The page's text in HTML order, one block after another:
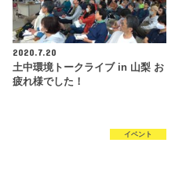
2020.7.20
土中環境トークライブ in 山梨 お
疲れ様でした！
イベント